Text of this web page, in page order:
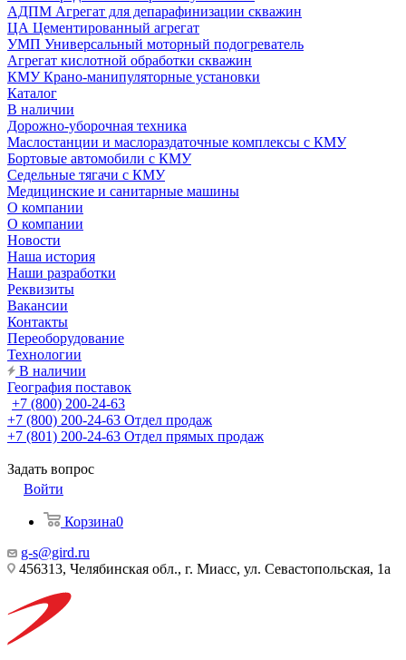
АДПМ Агрегат для депарафинизации скважин
ЦА Цементированный агрегат
УМП Универсальный моторный подогреватель
Агрегат кислотной обработки скважин
КМУ Крано-манипуляторные установки
Каталог
В наличии
Дорожно-уборочная техника
Маслостанции и маслораздаточные комплексы с КМУ
Бортовые автомобили с КМУ
Седельные тягачи с КМУ
Медицинские и санитарные машины
О компании
О компании
Новости
Наша история
Наши разработки
Реквизиты
Вакансии
Контакты
Переоборудование
Технологии
В наличии
География поставок
+7 (800) 200-24-63
+7 (800) 200-24-63 Отдел продаж
+7 (801) 200-24-63 Отдел прямых продаж
Задать вопрос
Войти
Корзина0
g-s@gird.ru
456313, Челябинская обл., г. Миасс, ул. Севастопольская, 1а